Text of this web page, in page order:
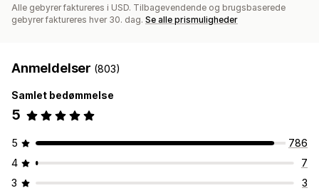
Alle gebyrer faktureres i USD. Tilbagevendende og brugsbaserede
gebyrer faktureres hver 30. dag. Se alle prismuligheder
Anmeldelser (803)
Samlet bedømmelse
5
5
786
4
7
3
3